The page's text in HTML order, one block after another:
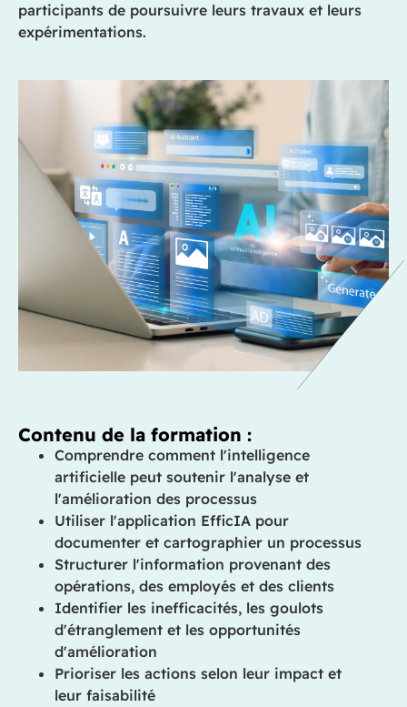
participants de poursuivre leurs travaux et leurs
expérimentations.
Contenu de la formation :
Comprendre comment l'intelligence
artificielle peut soutenir l'analyse et
l'amélioration des processus
Utiliser l'application EfficIA pour
documenter et cartographier un processus
Structurer l'information provenant des
opérations, des employés et des clients
Identifier les inefficacités, les goulots
d'étranglement et les opportunités
d'amélioration
Prioriser les actions selon leur impact et
leur faisabilité